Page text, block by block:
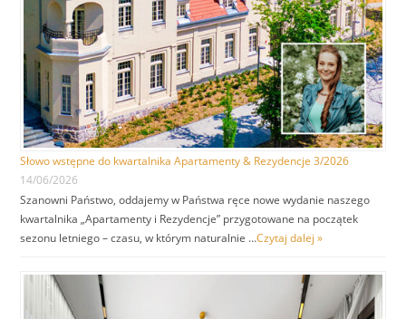
Słowo wstępne do kwartalnika Apartamenty & Rezydencje 3/2026
14/06/2026
Szanowni Państwo, oddajemy w Państwa ręce nowe wydanie naszego
kwartalnika „Apartamenty i Rezydencje” przygotowane na początek
sezonu letniego – czasu, w którym naturalnie …Czytaj dalej »